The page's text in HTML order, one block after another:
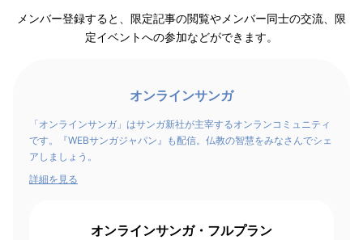
メンバー登録すると、限定記事の閲覧やメンバー同士の交流、限
定イベントへの参加などができます。
オンラインサンガ
「オンラインサンガ」はサンガ新社が主宰するオンランコミュニティ
です。『WEBサンガジャパン』も配信。仏教の智慧をみなさんでシェ
アしましょう。
詳細を見る
オンラインサンガ・フルプラン